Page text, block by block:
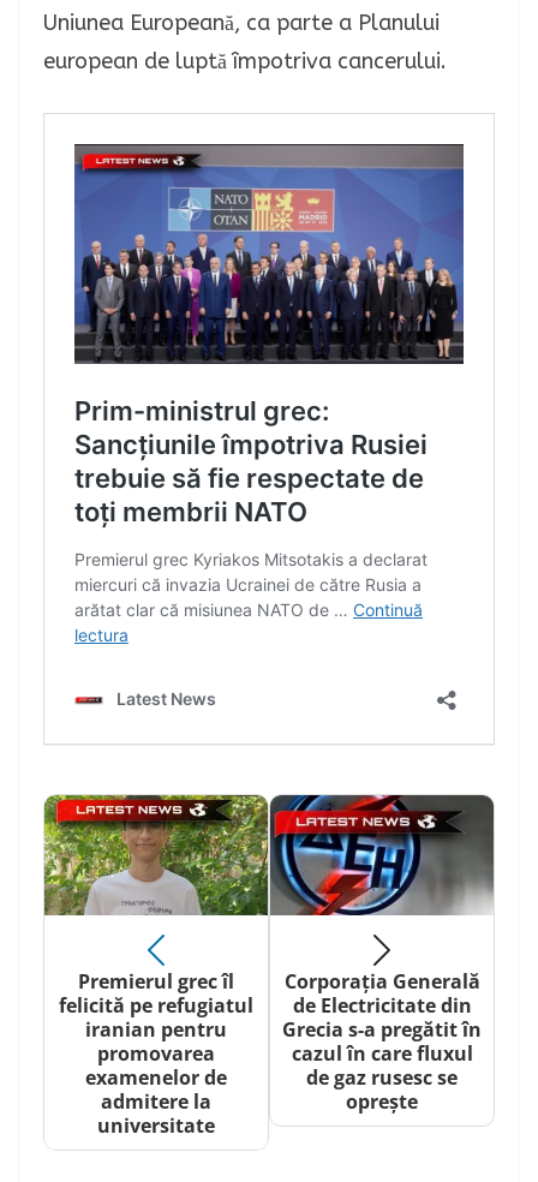
Uniunea Europeană, ca parte a Planului
european de luptă împotriva cancerului.
Premierul grec îl
felicită pe refugiatul
iranian pentru
promovarea
examenelor de
admitere la
universitate
Corporația Generală
de Electricitate din
Grecia s-a pregătit în
cazul în care fluxul
de gaz rusesc se
oprește